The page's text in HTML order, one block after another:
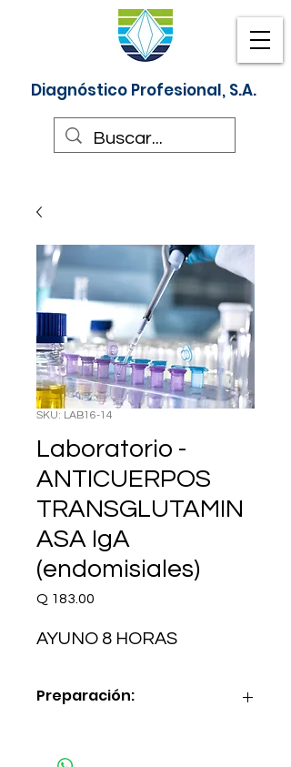
Diagnóstico Profesional, S.A.
SKU: LAB16-14
Laboratorio -
ANTICUERPOS
TRANSGLUTAMIN
ASA IgA
(endomisiales)
Q 183.00
AYUNO 8 HORAS
Preparación: